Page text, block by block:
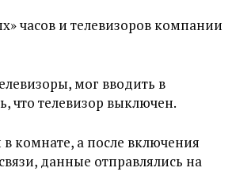
часов и телевизоров компании
мог вводить в
что телевизор выключен.
комнате, а после включения
данные отправлялись на